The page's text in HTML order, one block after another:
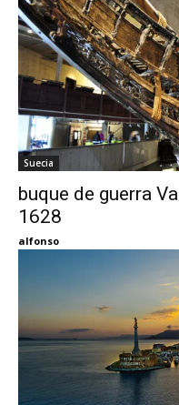
Suecia
buque de guerra
1628
alfonso